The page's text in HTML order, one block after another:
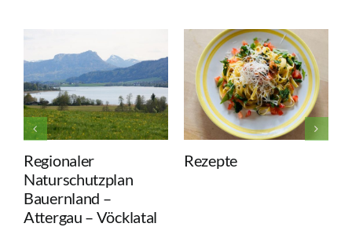
Regionaler
Naturschutzplan
Bauernland –
Attergau – Vöcklatal
Rezepte